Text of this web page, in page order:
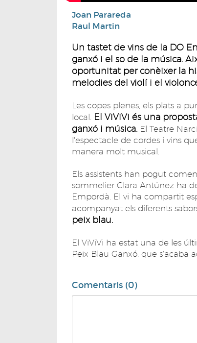
Joan Parareda
Raul Martin
Un tastet de vins de la DO
ganxó i el so de la música.
oportunitat per conèixer la
melodies del violí i el
Les copes plenes, els plats a
local. El ViViVi és una
ganxó i música. El Teatre
l'espectacle de cordes i vins
manera molt musical.
Els assistents han pogut
sommelier Clara Antúnez ha
Empordà. El vi ha compartit
acompanyat els diferents
peix blau.
El ViViVi ha estat una de les
Peix Blau Ganxó, que s'acaba
Comentaris (0)